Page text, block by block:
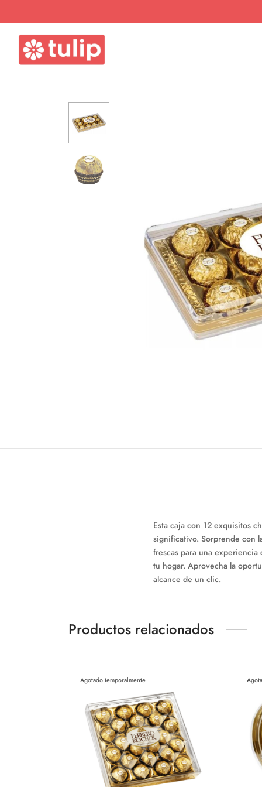
Esta caja con 12 exquisitos
significativo. Sorprende con
frescas para una
tu hogar. Aprovecha la
alcance de un clic.
Productos relacionados
Agotado temporalmente